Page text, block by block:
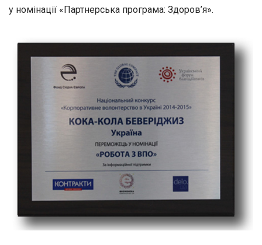
у номінації «Партнерська програма: Здоров’я».